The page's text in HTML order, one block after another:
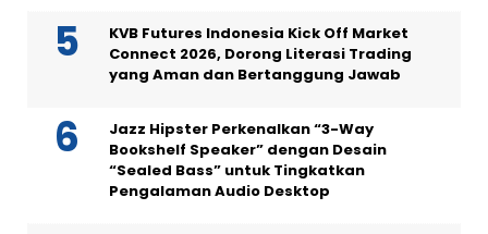
KVB Futures Indonesia Kick Off Market
Connect 2026, Dorong Literasi Trading
yang Aman dan Bertanggung Jawab
Jazz Hipster Perkenalkan “3-Way
Bookshelf Speaker” dengan Desain
“Sealed Bass” untuk Tingkatkan
Pengalaman Audio Desktop